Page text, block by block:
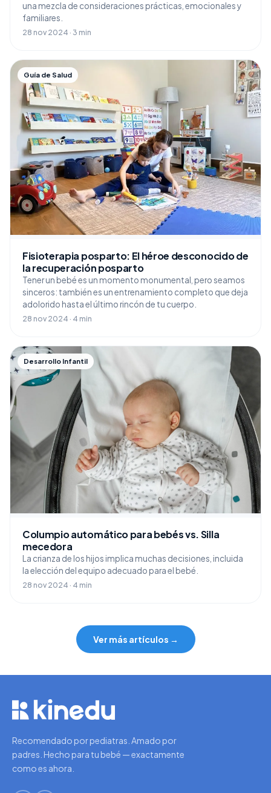
una mezcla de consideraciones prácticas, emocionales y
familiares.
28 nov 2024 · 3 min
Guía de Salud
Fisioterapia posparto: El héroe desconocido de
la recuperación posparto
Tener un bebé es un momento monumental, pero seamos
sinceros: también es un entrenamiento completo que deja
adolorido hasta el último rincón de tu cuerpo.
28 nov 2024 · 4 min
Desarrollo Infantil
Columpio automático para bebés vs. Silla
mecedora
La crianza de los hijos implica muchas decisiones, incluida
la elección del equipo adecuado para el bebé.
28 nov 2024 · 4 min
Ver más artículos →
Recomendado por pediatras. Amado por
padres. Hecho para tu bebé — exactamente
como es ahora.